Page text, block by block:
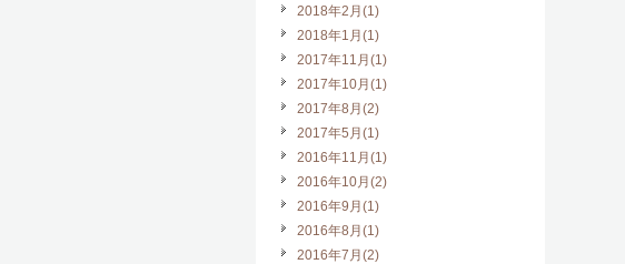
2018年2月(1)
2018年1月(1)
2017年11月(1)
2017年10月(1)
2017年8月(2)
2017年5月(1)
2016年11月(1)
2016年10月(2)
2016年9月(1)
2016年8月(1)
2016年7月(2)